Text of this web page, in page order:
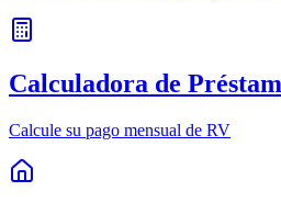
Calculadora de
Calcule su pago mensual de RV